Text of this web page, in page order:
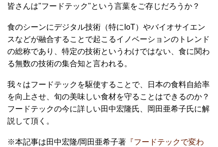
皆さんは"フードテック"という言葉をご存じだろうか？
食のシーンにデジタル技術（特にIoT）やバイオサイエン
スなどが融合することで起こるイノベーションのトレンド
の総称であり、特定の技術というわけではない、食に関わ
る無数の技術の集合知と言われる。
我々はフードテックを駆使することで、日本の食料自給率
を向上させ、旬の美味しい食材を守ることはできるのか？
フードテックの今に詳しい田中宏隆氏、岡田亜希子氏に解
説して頂く。
※本記事は田中宏隆/岡田亜希子著 『フードテックで変わ